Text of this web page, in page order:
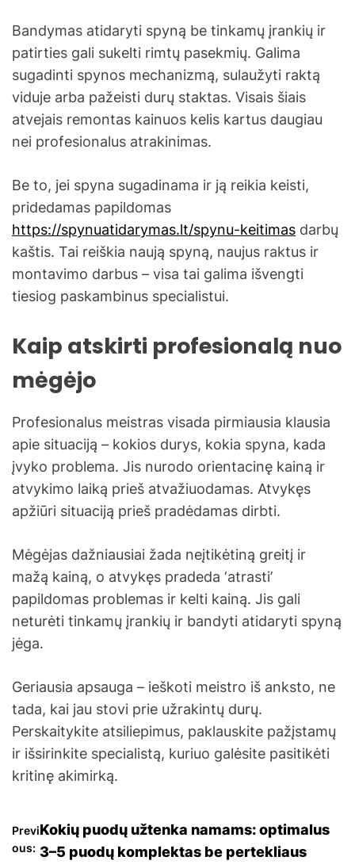
Bandymas atidaryti spyną be tinkamų įrankių ir
patirties gali sukelti rimtų pasekmių. Galima
sugadinti spynos mechanizmą, sulaužyti raktą
viduje arba pažeisti durų staktas. Visais šiais
atvejais remontas kainuos kelis kartus daugiau
nei profesionalus atrakinimas.
Be to, jei spyna sugadinama ir ją reikia keisti,
pridedamas papildomas
https://spynuatidarymas.lt/spynu-keitimas darbų
kaštis. Tai reiškia naują spyną, naujus raktus ir
montavimo darbus – visa tai galima išvengti
tiesiog paskambinus specialistui.
Kaip atskirti profesionalą nuo
mėgėjo
Profesionalus meistras visada pirmiausia klausia
apie situaciją – kokios durys, kokia spyna, kada
įvyko problema. Jis nurodo orientacinę kainą ir
atvykimo laiką prieš atvažiuodamas. Atvykęs
apžiūri situaciją prieš pradėdamas dirbti.
Mėgėjas dažniausiai žada neįtikėtiną greitį ir
mažą kainą, o atvykęs pradeda ‘atrasti’
papildomas problemas ir kelti kainą. Jis gali
neturėti tinkamų įrankių ir bandyti atidaryti spyną
jėga.
Geriausia apsauga – ieškoti meistro iš anksto, ne
tada, kai jau stovi prie užrakintų durų.
Perskaitykite atsiliepimus, paklauskite pažįstamų
ir išsirinkite specialistą, kuriuo galėsite pasitikėti
kritinę akimirką.
N
Previ
ous:
Kokių puodų užtenka namams: optimalus
3–5 puodų komplektas be pertekliaus